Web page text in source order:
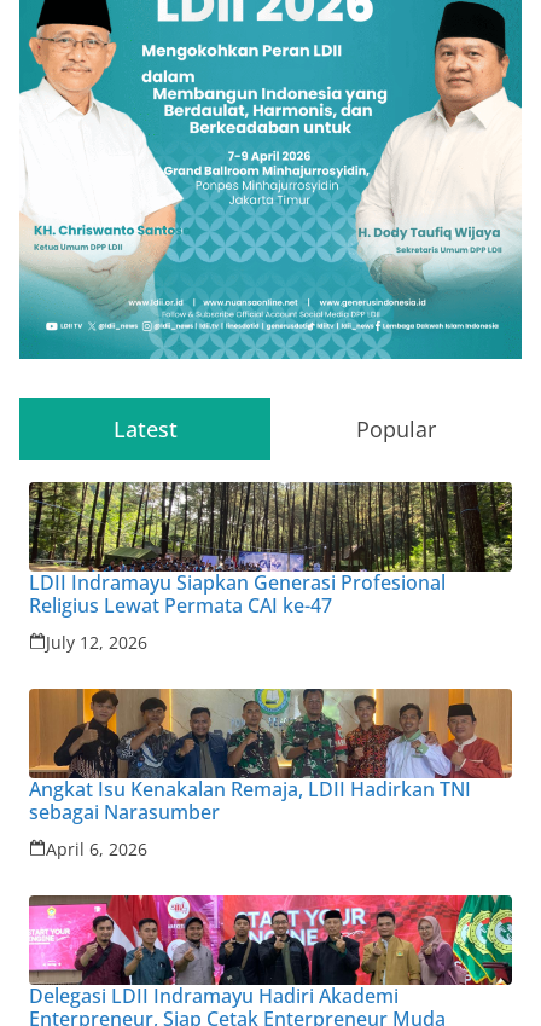
Latest Popular
LDII Indramayu Siapkan Generasi Profesional
Religius Lewat Permata CAI ke-47
July 12, 2026
Angkat Isu Kenakalan Remaja, LDII Hadirkan TNI
sebagai Narasumber
April 6, 2026
Delegasi LDII Indramayu Hadiri Akademi
Enterpreneur, Siap Cetak Enterpreneur Muda